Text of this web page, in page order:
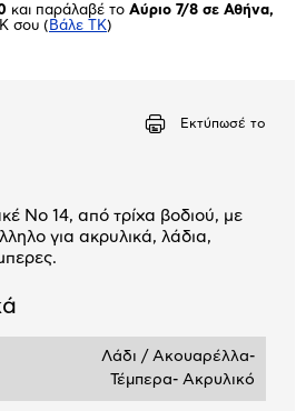
και παράλαβέ το Αύριο 7/8 σε Αθήνα,
σου ( Βάλε ΤΚ)
Εκτύπωσέ το
Νο 14, από τρίχα βοδιού, με
για ακρυλικά, λάδια,
Λάδι / Ακουαρέλλα-
Τέμπερα- Ακρυλικό